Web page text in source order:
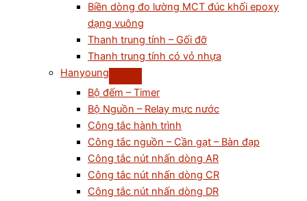
Biền dòng đo lường MCT đúc khối epoxy
dạng vuông
Thanh trung tính – Gối đỡ
Thanh trung tính có vỏ nhựa
Hanyoung
Bộ đếm – Timer
Bộ Nguồn – Relay mực nước
Công tắc hành trình
Công tắc nguồn – Cần gạt – Bàn đạp
Công tắc nút nhấn dòng AR
Công tắc nút nhấn dòng CR
Công tắc nút nhấn dòng DR